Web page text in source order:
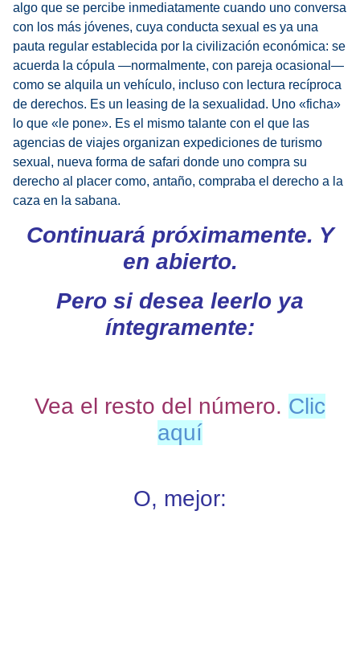
algo que se percibe inmediatamente cuando uno conversa
con los más jóvenes, cuya conducta sexual es ya una
pauta regular establecida por la civilización económica: se
acuerda la cópula —normalmente, con pareja ocasional—
como se alquila un vehículo, incluso con lectura recíproca
de derechos. Es un leasing de la sexualidad. Uno «ficha»
lo que «le pone». Es el mismo talante con el que las
agencias de viajes organizan expediciones de turismo
sexual, nueva forma de safari donde uno compra su
derecho al placer como, antaño, compraba el derecho a la
caza en la sabana.
Continuará próximamente. Y
en abierto.
Pero si desea leerlo ya
íntegramente:
Vea el resto del número. Clic
aquí
O, mejor: